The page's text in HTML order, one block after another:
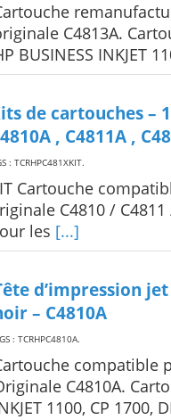
C4813A.
BUSINESS INKJET
de cartouches –
, C4811A ,
: TCRHPC481XKIT.
Cartouche
C4810 /
les [...]
d’impression
– C4810A
: TCRHPC4810A.
compatible
C4810A.
1100, CP 1700,